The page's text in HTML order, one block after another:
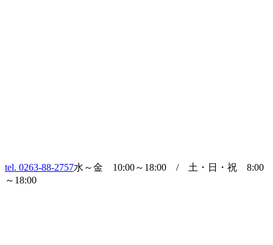
tel. 0263-88-2757水～金 10:00～18:00 / 土・日・祝 8:00
～18:00